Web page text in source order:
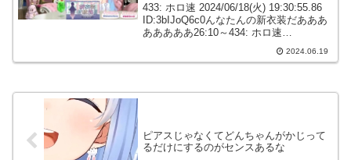
433: ホロ速 2024/06/18(火) 19:30:55.86
ID:3bIJoQ6c0んなたんの新衣装だあああ
あああああ26:10～434: ホロ速
2024.06.19
ピアスじゃなくてどんちゃんがかじって
るだけにするのがセンスあるな